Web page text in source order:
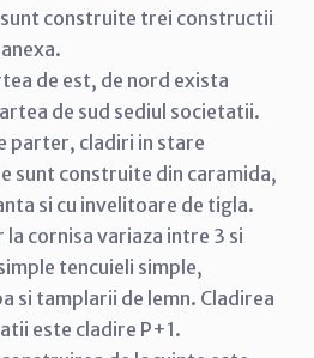
construite trei constructii
de est, de nord exista
de sud sediul societatii.
parter, cladiri in stare
sunt construite din caramida,
si cu invelitoare de tigla.
cornisa variaza intre 3 si
tencuieli simple,
si tamplarii de lemn. Cladirea
este cladire P+1.